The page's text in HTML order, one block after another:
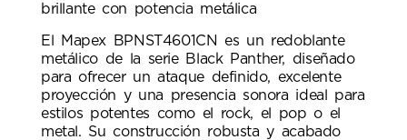
brillante con potencia metálica
El Mapex BPNST4601CN es un redoblante
metálico de la serie Black Panther, diseñado
para ofrecer un ataque definido, excelente
proyección y una presencia sonora ideal para
estilos potentes como el rock, el pop o el
metal. Su construcción robusta y acabado